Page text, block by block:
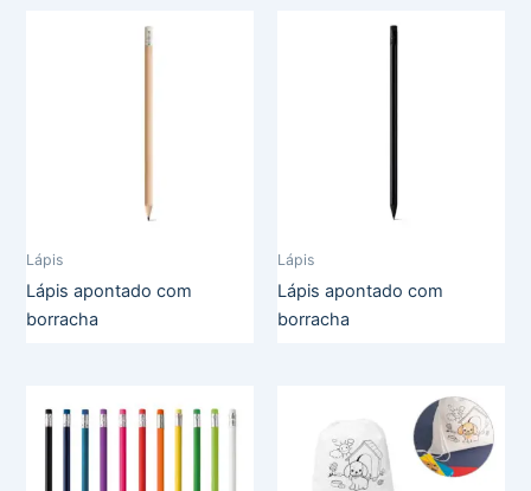
Lápis
Lápis apontado com
borracha
Lápis
Lápis apontado com
borracha